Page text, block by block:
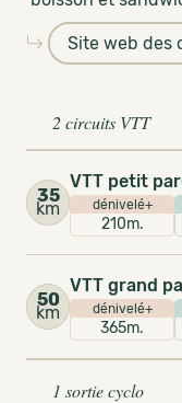
Site web des
2 circuits VTT
35
km
VTT petit
dénivelé+
210m.
50
km
VTT grand
dénivelé+
365m.
1 sortie cyclo